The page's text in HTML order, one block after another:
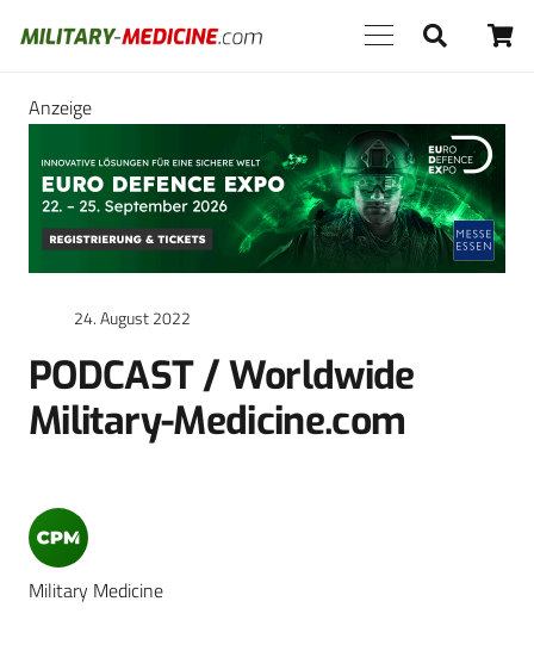
Anzeige
24. August 2022
PODCAST / Worldwide
Military-Medicine.com
Military Medicine